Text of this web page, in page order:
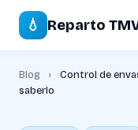
💧 Reparto
Blog ›
Control de
saberlo